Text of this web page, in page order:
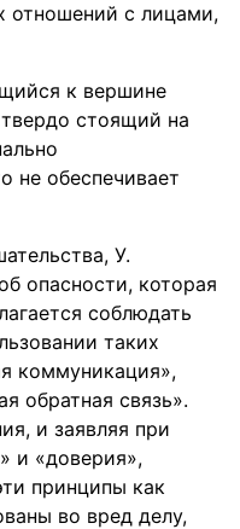
отношений с лицами,
к вершине
стоящий на
не обеспечивает
У.
опасности, которая
соблюдать
таких
коммуникация»,
обратная связь».
и заявляя при
и «доверия»,
принципы как
во вред делу,